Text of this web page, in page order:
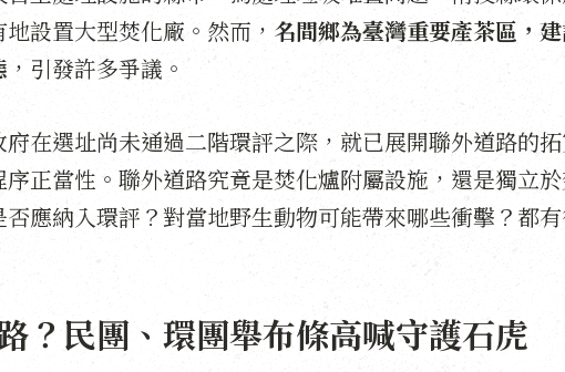
設置大型焚化廠。然而， 名間鄉為臺灣重要產茶區，
，引發許多爭議。
在選址尚未通過二階環評之際，就已展開聯外道路的
正當性。聯外道路究竟是焚化爐附屬設施，還是獨立
應納入環評？對當地野生動物可能帶來哪些衝擊？都
？民團、環團舉布條高喊守護石虎